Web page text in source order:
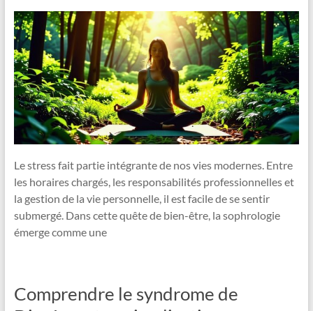
Le stress fait partie intégrante de nos vies modernes. Entre
les horaires chargés, les responsabilités professionnelles et
la gestion de la vie personnelle, il est facile de se sentir
submergé. Dans cette quête de bien-être, la sophrologie
émerge comme une
Comprendre le syndrome de